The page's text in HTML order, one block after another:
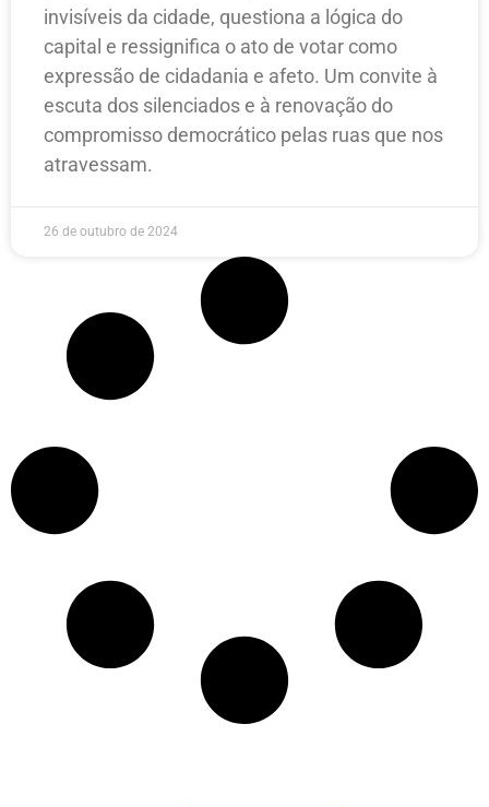
invisíveis da cidade, questiona a lógica do
capital e ressignifica o ato de votar como
expressão de cidadania e afeto. Um convite à
escuta dos silenciados e à renovação do
compromisso democrático pelas ruas que nos
atravessam.
26 de outubro de 2024